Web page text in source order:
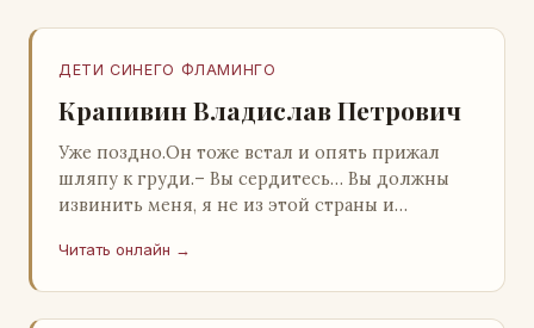
ДЕТИ СИНЕГО ФЛАМИНГО
Крапивин Владислав Петрович
Уже поздно.Он тоже встал и опять прижал
шляпу к груди.– Вы сердитесь… Вы должны
извинить меня, я не из этой страны и
прошу: выс…
Читать онлайн →